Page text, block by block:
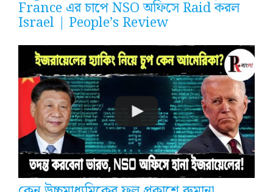
France এর চাপে NSO অফিসে Raid করল
Israel | People’s Review